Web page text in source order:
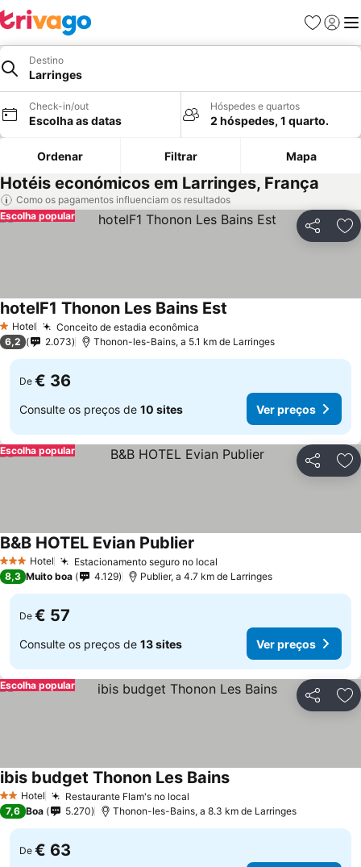
Favoritos
Iniciar
Destino
Larringes
Check-in/out
Escolha as datas
Hóspedes e quartos
2 hóspedes, 1 quarto.
Ordenar Filtrar Mapa
Hotéis económicos em Larringes, França
Como os pagamentos influenciam os resultados
Partilhar
Escolha popular
1 Estrelas
Hotel Conceito de estadia econômica
hotelF1 Thonon Les Bains Est
6,2 2.073 Thonon-les-Bains, a 5.1 km de Larringes
De € 36
Consulte os preços de 10 sites Ver preços
Partilhar
Escolha popular
3 EstrelasHotel Estacionamento seguro no local
B&B HOTEL Evian Publier
8,3 Muito boa 4.129 Publier, a 4.7 km de Larringes
De € 57
Consulte os preços de 13 sites Ver preços
Partilhar
Escolha popular
2 Estrelas
Hotel Restaurante Flam's no local
ibis budget Thonon Les Bains
7,6 Boa 5.270 Thonon-les-Bains, a 8.3 km de Larringes
De € 63